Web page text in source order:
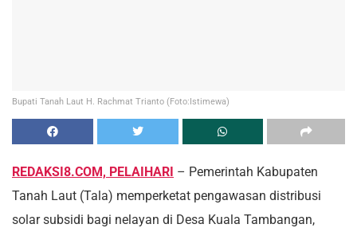
Bupati Tanah Laut H. Rachmat Trianto (Foto:Istimewa)
REDAKSI8.COM, PELAIHARI – Pemerintah Kabupaten
Tanah Laut (Tala) memperketat pengawasan distribusi
solar subsidi bagi nelayan di Desa Kuala Tambangan,